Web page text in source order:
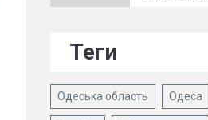
Теги
Одеська область Одеса